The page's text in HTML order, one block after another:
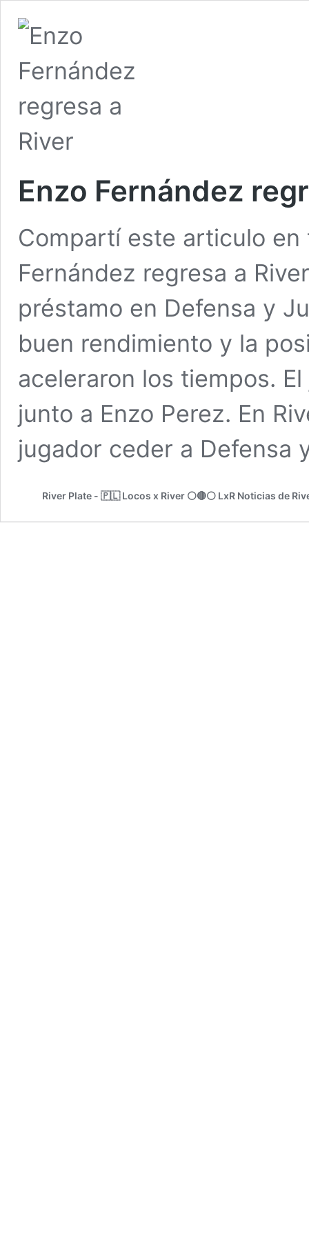
Enzo Fernández
Compartí este articulo
Fernández regresa a
préstamo en Defensa y
buen rendimiento y la
aceleraron los tiempos.
junto a Enzo Perez. En
jugador ceder a
River Plate - 🇵🇱 Locos x River ⚪🔴⚪ LxR Noticias de